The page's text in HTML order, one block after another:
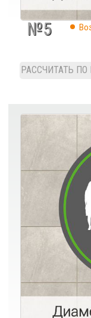
№5
РАССЧИТАТЬ